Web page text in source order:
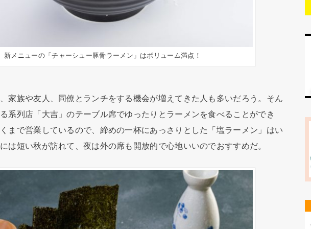
新メニューの「チャーシュー豚骨ラーメン」はボリューム満点！
家族や友人、同僚とランチをする機会が増えてきた人も多いだろう。そん
系列店「大吉」のテーブル席でゆったりとラーメンを食べることができ
まで営業しているので、締めの一杯にあっさりとした「塩ラーメン」はい
は短い秋が訪れて、夜は外の席も開放的で心地いいのでおすすめだ。